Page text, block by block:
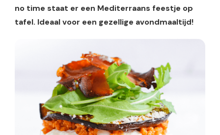
no time staat er een Mediterraans feestje op
tafel. Ideaal voor een gezellige avondmaaltijd!